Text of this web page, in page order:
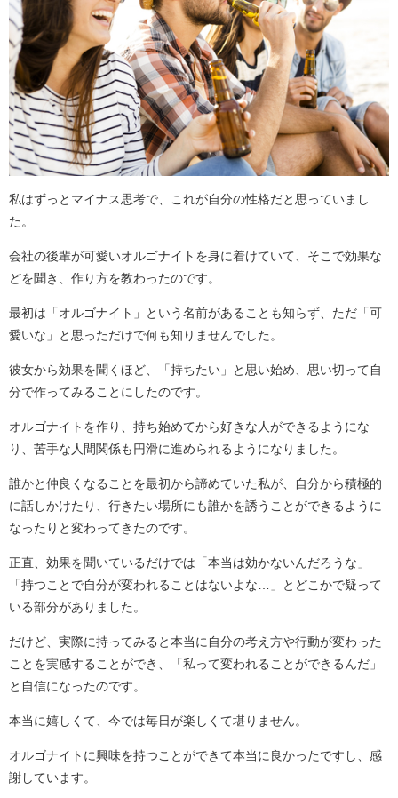
私はずっとマイナス思考で、これが自分の性格だと思っていまし
た。
会社の後輩が可愛いオルゴナイトを身に着けていて、そこで効果な
どを聞き、作り方を教わったのです。
最初は「オルゴナイト」という名前があることも知らず、ただ「可
愛いな」と思っただけで何も知りませんでした。
彼女から効果を聞くほど、「持ちたい」と思い始め、思い切って自
分で作ってみることにしたのです。
オルゴナイトを作り、持ち始めてから好きな人ができるようにな
り、苦手な人間関係も円滑に進められるようになりました。
誰かと仲良くなることを最初から諦めていた私が、自分から積極的
に話しかけたり、行きたい場所にも誰かを誘うことができるように
なったりと変わってきたのです。
正直、効果を聞いているだけでは「本当は効かないんだろうな」
「持つことで自分が変われることはないよな…」とどこかで疑って
いる部分がありました。
だけど、実際に持ってみると本当に自分の考え方や行動が変わった
ことを実感することができ、「私って変われることができるんだ」
と自信になったのです。
本当に嬉しくて、今では毎日が楽しくて堪りません。
オルゴナイトに興味を持つことができて本当に良かったですし、感
謝しています。